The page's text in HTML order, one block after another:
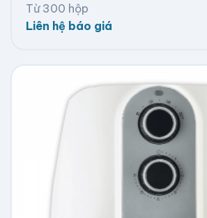
Từ 300 hộp
Liên hệ báo giá